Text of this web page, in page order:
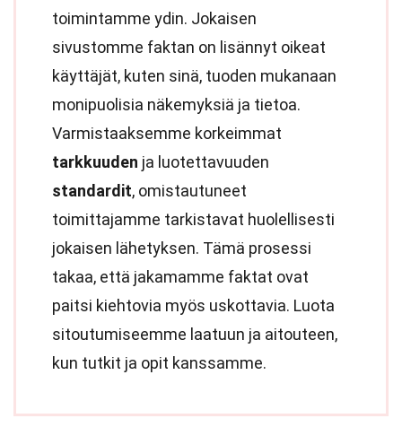
toimintamme ydin. Jokaisen
sivustomme faktan on lisännyt oikeat
käyttäjät, kuten sinä, tuoden mukanaan
monipuolisia näkemyksiä ja tietoa.
Varmistaaksemme korkeimmat
tarkkuuden ja luotettavuuden
standardit, omistautuneet
toimittajamme tarkistavat huolellisesti
jokaisen lähetyksen. Tämä prosessi
takaa, että jakamamme faktat ovat
paitsi kiehtovia myös uskottavia. Luota
sitoutumiseemme laatuun ja aitouteen,
kun tutkit ja opit kanssamme.